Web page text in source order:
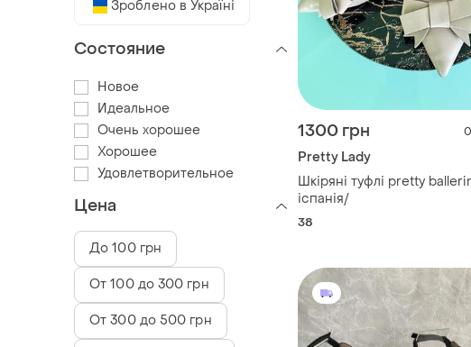
1300 грн 0
Pretty Lady
Шкіряні туфлі pretty
іспанія/
38
Зроблено в Україні
Состояние
Новое
Идеальное
Очень хорошее
Хорошее
Удовлетворительное
Цена
До 100 грн
От 100 до 300 грн
От 300 до 500 грн